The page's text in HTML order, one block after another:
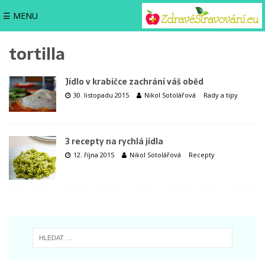
☰ MENU
tortilla
Jídlo v krabičce zachrání váš oběd
30. listopadu 2015 Nikol Sotolářová Rady a tipy
3 recepty na rychlá jídla
12. října 2015 Nikol Sotolářová Recepty